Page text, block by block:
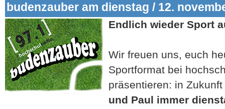
budenzauber am dienstag / 12.
Endlich wieder Sport
Wir freuen uns, euch
Sportformat bei
präsentieren: in
und Paul immer